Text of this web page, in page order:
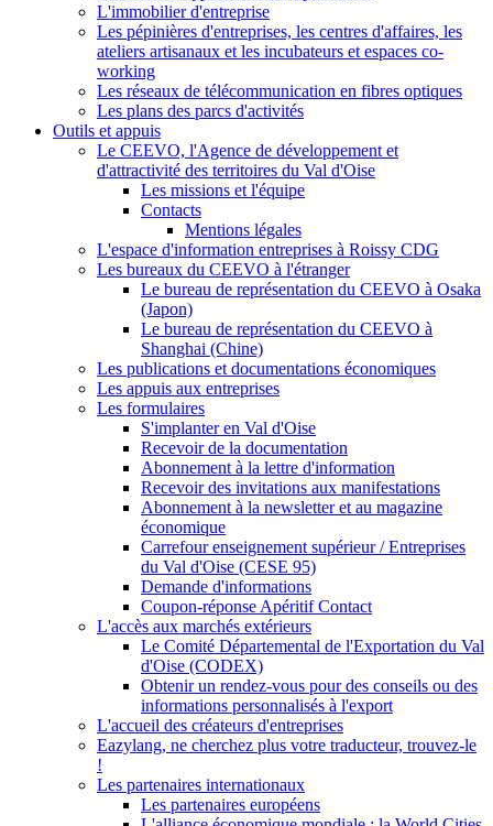
L'immobilier d'entreprise
Les pépinières d'entreprises, les centres d'affaires, les
ateliers artisanaux et les incubateurs et espaces co-
working
Les réseaux de télécommunication en fibres optiques
Les plans des parcs d'activités
Outils et appuis
Le CEEVO, l'Agence de développement et
d'attractivité des territoires du Val d'Oise
Les missions et l'équipe
Contacts
Mentions légales
L'espace d'information entreprises à Roissy CDG
Les bureaux du CEEVO à l'étranger
Le bureau de représentation du CEEVO à Osaka
(Japon)
Le bureau de représentation du CEEVO à
Shanghai (Chine)
Les publications et documentations économiques
Les appuis aux entreprises
Les formulaires
S'implanter en Val d'Oise
Recevoir de la documentation
Abonnement à la lettre d'information
Recevoir des invitations aux manifestations
Abonnement à la newsletter et au magazine
économique
Carrefour enseignement supérieur / Entreprises
du Val d'Oise (CESE 95)
Demande d'informations
Coupon-réponse Apéritif Contact
L'accès aux marchés extérieurs
Le Comité Départemental de l'Exportation du Val
d'Oise (CODEX)
Obtenir un rendez-vous pour des conseils ou des
informations personnalisés à l'export
L'accueil des créateurs d'entreprises
Eazylang, ne cherchez plus votre traducteur, trouvez-le
!
Les partenaires internationaux
Les partenaires européens